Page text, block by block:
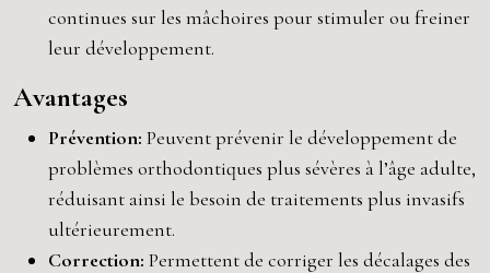
continues sur les mâchoires pour stimuler ou freiner
leur développement.
Avantages
Prévention: Peuvent prévenir le développement de
problèmes orthodontiques plus sévères à l’âge adulte,
réduisant ainsi le besoin de traitements plus invasifs
ultérieurement.
Correction: Permettent de corriger les décalages des